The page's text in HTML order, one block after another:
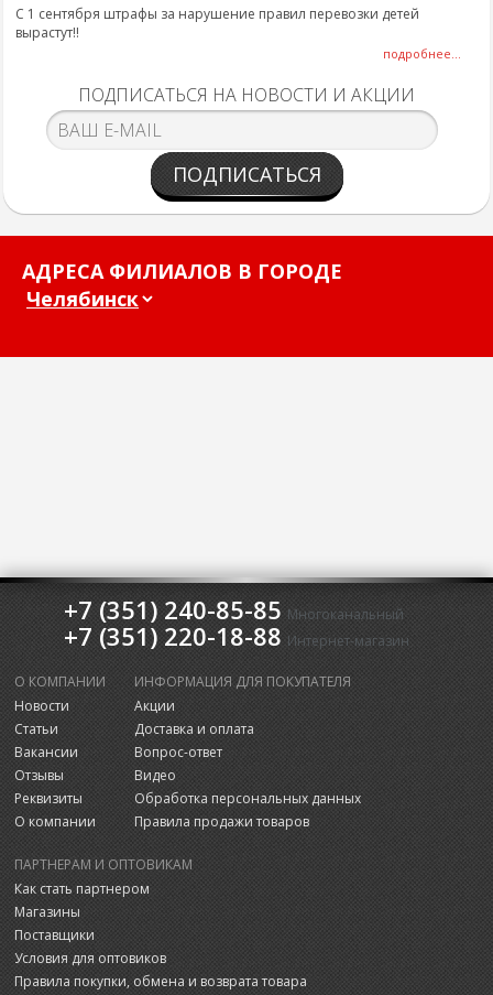
С 1 сентября штрафы за нарушение правил перевозки детей
вырастут!!
подробнее...
ПОДПИСАТЬСЯ НА НОВОСТИ И АКЦИИ
ПОДПИСАТЬСЯ
АДРЕСА ФИЛИАЛОВ В ГОРОДЕ
+7 (351) 240-85-85 Многоканальный
+7 (351) 220-18-88 Интернет-магазин
О КОМПАНИИ
Новости
Статьи
Вакансии
Отзывы
Реквизиты
О компании
ИНФОРМАЦИЯ ДЛЯ ПОКУПАТЕЛЯ
Акции
Доставка и оплата
Вопрос-ответ
Видео
Обработка персональных данных
Правила продажи товаров
ПАРТНЕРАМ И ОПТОВИКАМ
Как стать партнером
Магазины
Поставщики
Условия для оптовиков
Правила покупки, обмена и возврата товара